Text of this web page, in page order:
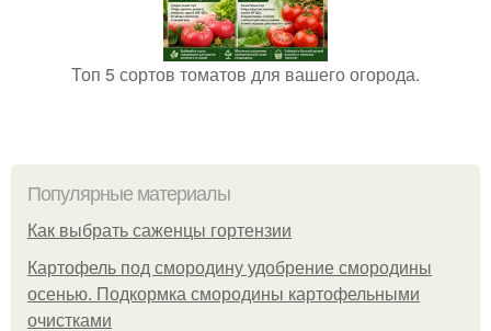
Топ 5 сортов томатов для вашего огорода.
Популярные материалы
Как выбрать саженцы гортензии
Картофель под смородину удобрение смородины
осенью. Подкормка смородины картофельными
очистками